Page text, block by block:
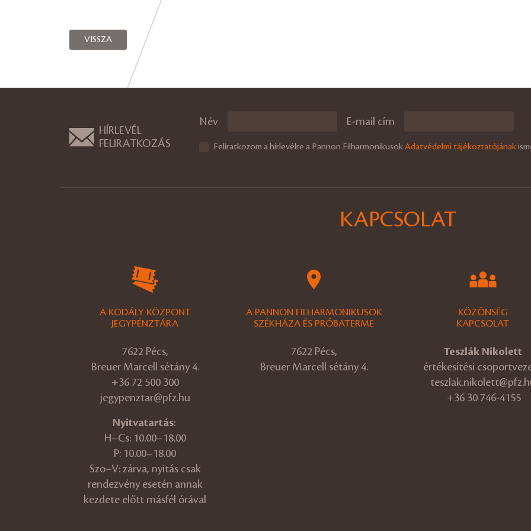
VISSZA
HÍRLEVÉL
FELIRATKOZÁS
Név E-mail cím
Feliratkozom a hírlevélre a Pannon FilharmonikusokAdatvédelmi tájékoztatójának
KAPCSOLAT
A KODÁLY KÖZPONT
JEGYPÉNZTÁRA
7622 Pécs,
Breuer Marcell sétány 4.
+36 72 500 300
jegypenztar@pfz.hu
Nyitvatartás:
H–Cs: 10.00–18.00
P: 10.00–18.00
Szo–V: zárva, nyitás csak
rendezvény esetén annak
kezdete előtt másfél órával
A PANNON FILHARMONIKUSOK
SZÉKHÁZA ÉS PRÓBATERME
7622 Pécs,
Breuer Marcell sétány 4.
KÖZÖNSÉG
KAPCSOLAT
Teszlák Nikolett
értékesítési
+36 30 746-4155